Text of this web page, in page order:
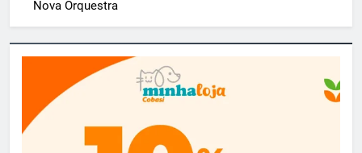
Nova Orquestra